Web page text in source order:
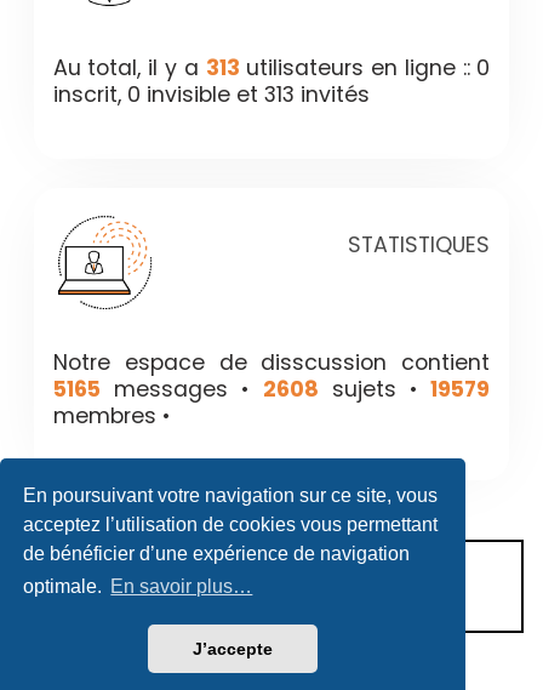
En poursuivant votre navigation sur ce site, vous
acceptez l’utilisation de cookies vous permettant
de bénéficier d’une expérience de navigation
optimale. En savoir plus…
J’accepte
Au total, il y a 313 utilisateurs en ligne :: 0
inscrit, 0 invisible et 313 invités
STATISTIQUES
Notre espace de disscussion contient
5165 messages • 2608 sujets •19579
membres •
CONDITIONS D’UTILISATION
POLITIQUE DE VIE PRIVÉE
Héritage & Succession